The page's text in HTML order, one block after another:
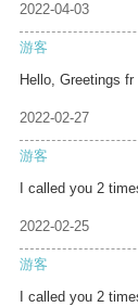
2022-04-03
游客
Hello, Greetings fr
2022-02-27
游客
I called you 2
2022-02-25
游客
I called you 2